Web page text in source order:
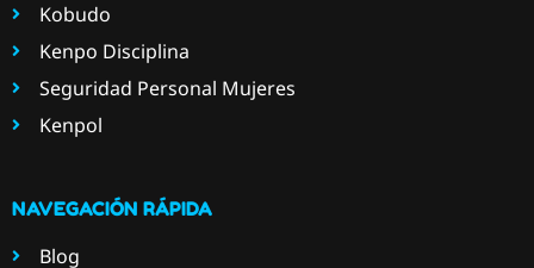
Kobudo
Kenpo Disciplina
Seguridad Personal Mujeres
Kenpol
NAVEGACIÓN RÁPIDA
Blog